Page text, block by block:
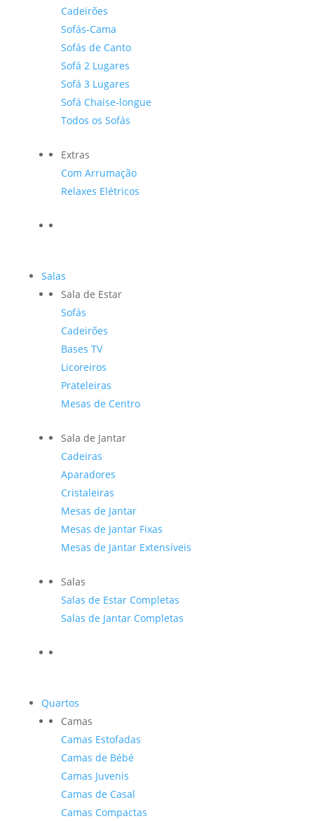
Cadeirões
Sofás-Cama
Sofás de Canto
Sofá 2 Lugares
Sofá 3 Lugares
Sofá Chaise-longue
Todos os Sofás
Extras
Com Arrumação
Relaxes Elétricos
Salas
Sala de Estar
Sofás
Cadeirões
Bases TV
Licoreiros
Prateleiras
Mesas de Centro
Sala de Jantar
Cadeiras
Aparadores
Cristaleiras
Mesas de Jantar
Mesas de Jantar Fixas
Mesas de Jantar Extensíveis
Salas
Salas de Estar Completas
Salas de Jantar Completas
Quartos
Camas
Camas Estofadas
Camas de Bébé
Camas Juvenis
Camas de Casal
Camas Compactas